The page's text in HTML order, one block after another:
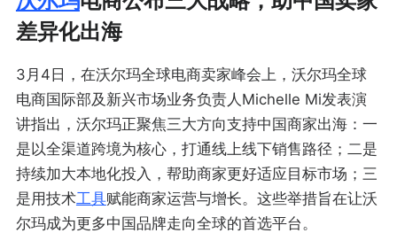
差异化出海
3月4日，在沃尔玛全球电商卖家峰会上，沃尔玛全球
电商国际部及新兴市场业务负责人Michelle Mi发表演
讲指出，沃尔玛正聚焦三大方向支持中国商家出海：一
是以全渠道跨境为核心，打通线上线下销售路径；二是
持续加大本地化投入，帮助商家更好适应目标市场；三
是用技术工具赋能商家运营与增长。这些举措旨在让沃
尔玛成为更多中国品牌走向全球的首选平台。